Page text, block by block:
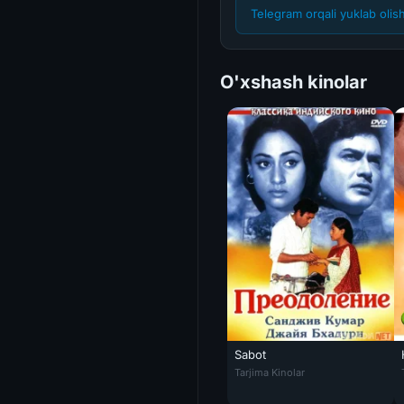
Telegram orqali yuklab olish
O'xshash kinolar
Sabot
Sabot Hind kinosi Uzbek tilida
Tarjima Kinolar